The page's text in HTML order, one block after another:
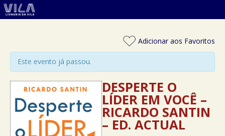
Adicionar aos Favoritos
Este evento já passou.
DESPERTE O
LÍDER EM VOCÊ –
RICARDO SANTIN
– ED. ACTUAL